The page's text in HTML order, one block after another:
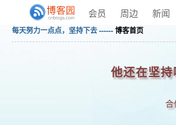
会员 周边 新闻
每天努力一点点，坚持下去 ------博客首页
他还在坚持
合